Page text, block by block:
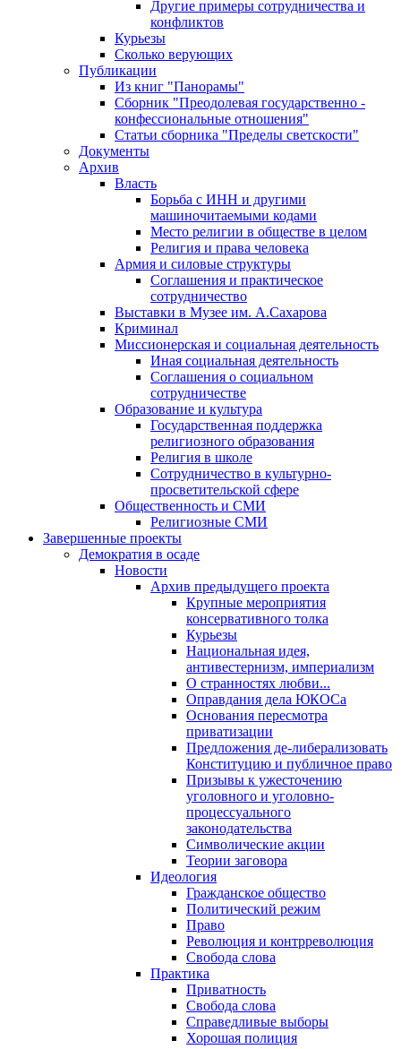
Другие примеры сотрудничества и
конфликтов
Курьезы
Сколько верующих
Публикации
Из книг "Панорамы"
Сборник "Преодолевая государственно -
конфессиональные отношения"
Статьи сборника "Пределы светскости"
Документы
Архив
Власть
Борьба с ИНН и другими
машиночитаемыми кодами
Место религии в обществе в целом
Религия и права человека
Армия и силовые структуры
Соглашения и практическое
сотрудничество
Выставки в Музее им. А.Сахарова
Криминал
Миссионерская и социальная деятельность
Иная социальная деятельность
Соглашения о социальном
сотрудничестве
Образование и культура
Государственная поддержка
религиозного образования
Религия в школе
Сотрудничество в культурно-
просветительской сфере
Общественность и СМИ
Религиозные СМИ
Завершенные проекты
Демократия в осаде
Новости
Архив предыдущего проекта
Крупные мероприятия
консервативного толка
Курьезы
Национальная идея,
антивестернизм, империализм
О странностях любви...
Оправдания дела ЮКОСа
Основания пересмотра
приватизации
Предложения де-либерализовать
Конституцию и публичное право
Призывы к ужесточению
уголовного и уголовно-
процессуального
законодательства
Символические акции
Теории заговора
Идеология
Гражданское общество
Политический режим
Право
Революция и контрреволюция
Свобода слова
Практика
Приватность
Свобода слова
Справедливые выборы
Хорошая полиция